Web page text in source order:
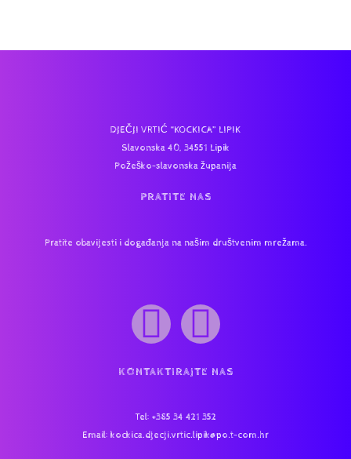
DJEČJI VRTIĆ “KOCKICA” LIPIK
Slavonska 40, 34551 Lipik
Požeško-slavonska županija
PRATITE NAS
Pratite obavijesti i događanja na našim društvenim mrežama.
KONTAKTIRAJTE NAS
Tel: +385 34 421 352
Email: kockica.djecji.vrtic.lipik@po.t-com.hr